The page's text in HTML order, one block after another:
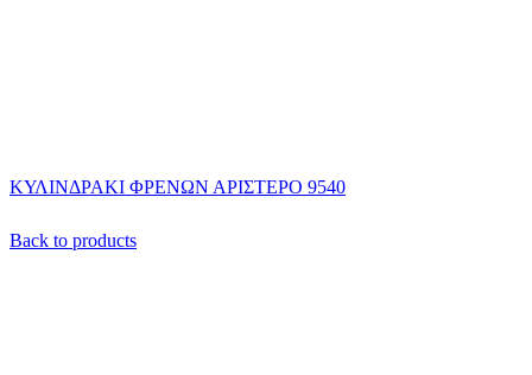
ΚΥΛΙΝΔΡΑΚΙ ΦΡΕΝΩΝ ΑΡΙΣΤΕΡΟ 9540
Back to products